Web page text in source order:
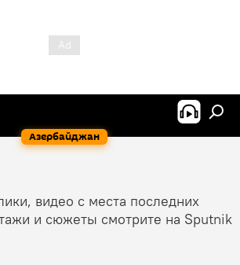
Азербайджан
видео с места последних
и сюжеты смотрите на Sputnik